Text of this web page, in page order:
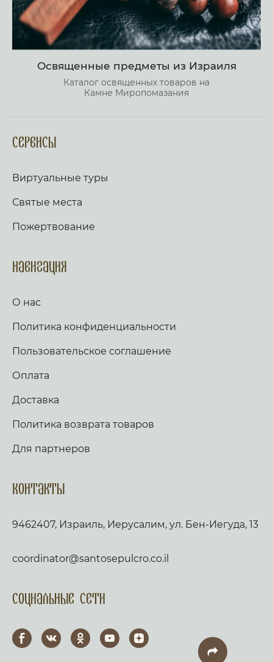
Освященные предметы из Израиля
Каталог освященных товаров на
Камне Миропомазания
Сервисы
Виртуальные туры
Святые места
Пожертвование
Навигация
О нас
Политика конфиденциальности
Пользовательское соглашение
Оплата
Доставка
Политика возврата товаров
Для партнеров
Контакты
9462407, Израиль, Иерусалим, ул. Бен-Иегуда, 13
coordinator@santosepulcro.co.il
Социальные сети